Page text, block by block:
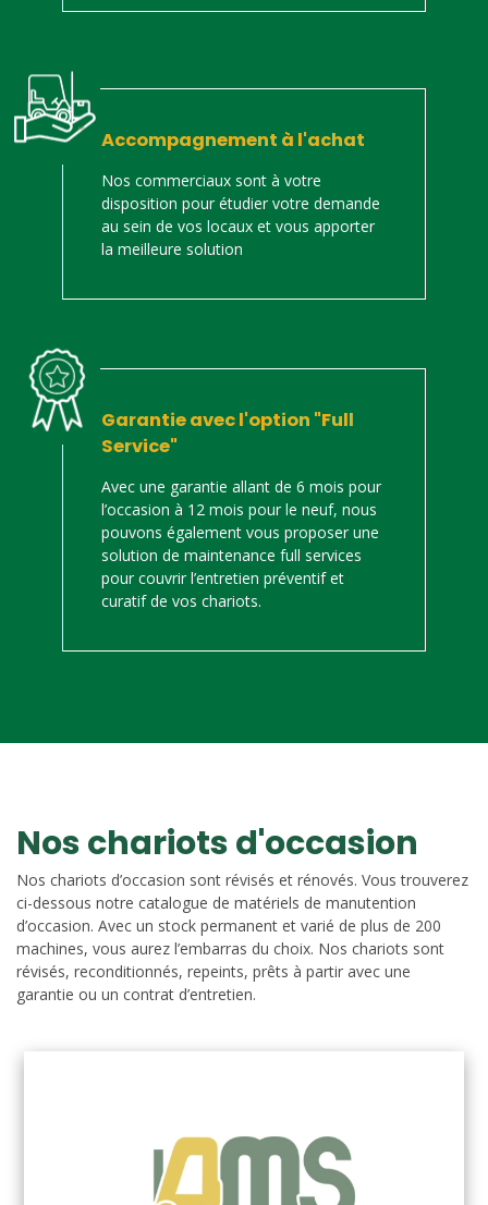
Accompagnement à l'achat
Nos commerciaux sont à votre
disposition pour étudier votre demande
au sein de vos locaux et vous apporter
la meilleure solution
Garantie avec l'option "Full
Service"
Avec une garantie allant de 6 mois pour
l’occasion à 12 mois pour le neuf, nous
pouvons également vous proposer une
solution de maintenance full services
pour couvrir l’entretien préventif et
curatif de vos chariots.
Nos chariots d'occasion
Nos chariots d’occasion sont révisés et rénovés. Vous trouverez
ci-dessous notre catalogue de matériels de manutention
d’occasion. Avec un stock permanent et varié de plus de 200
machines, vous aurez l’embarras du choix. Nos chariots sont
révisés, reconditionnés, repeints, prêts à partir avec une
garantie ou un contrat d’entretien.